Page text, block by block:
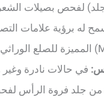
لفحص بصيلات الشعر
له برؤية علامات
في حالات نادرة وغير
جلد فروة الرأس